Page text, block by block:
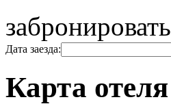
забронировать
Дата заезда:
Карта отеля